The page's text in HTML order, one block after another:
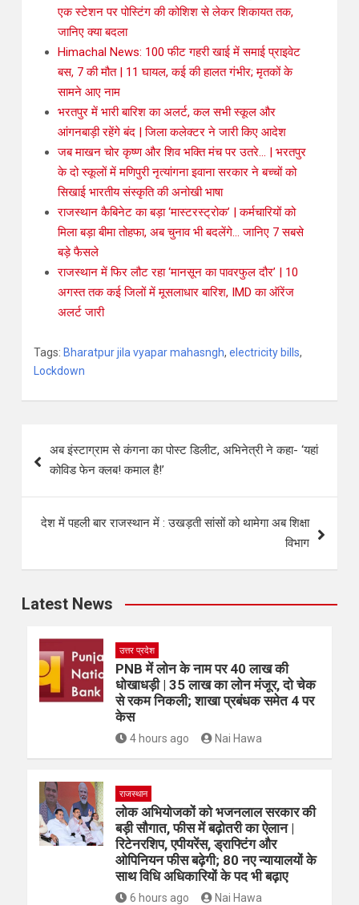
एक स्टेशन पर पोस्टिंग की कोशिश से लेकर शिकायत तक,
जानिए क्या बदला
Himachal News: 100 फीट गहरी खाई में समाई प्राइवेट
बस, 7 की मौत | 11 घायल, कई की हालत गंभीर; मृतकों के
सामने आए नाम
भरतपुर में भारी बारिश का अलर्ट, कल सभी स्कूल और
आंगनबाड़ी रहेंगे बंद | जिला कलेक्टर ने जारी किए आदेश
जब माखन चोर कृष्ण और शिव भक्ति मंच पर उतरे… | भरतपुर
के दो स्कूलों में मणिपुरी नृत्यांगना इवाना सरकार ने बच्चों को
सिखाई भारतीय संस्कृति की अनोखी भाषा
राजस्थान कैबिनेट का बड़ा ‘मास्टरस्ट्रोक’ | कर्मचारियों को
मिला बड़ा बीमा तोहफा, अब चुनाव भी बदलेंगे… जानिए 7 सबसे
बड़े फैसले
राजस्थान में फिर लौट रहा ‘मानसून का पावरफुल दौर’ | 10
अगस्त तक कई जिलों में मूसलाधार बारिश, IMD का ऑरेंज
अलर्ट जारी
Tags: Bharatpur jila vyapar mahasngh, electricity bills,
Lockdown
अब इंस्टाग्राम से कंगना का पोस्ट डिलीट, अभिनेत्री ने कहा- ‘यहां
कोविड फेन क्लब! कमाल है!’
देश में पहली बार राजस्थान में : उखड़ती सांसों को थामेगा अब शिक्षा
विभाग
Latest News
उत्तर प्रदेश
PNB में लोन के नाम पर 40 लाख की
धोखाधड़ी | 35 लाख का लोन मंजूर, दो चेक
से रकम निकली; शाखा प्रबंधक समेत 4 पर
केस
4 hours ago Nai Hawa
राजस्थान
लोक अभियोजकों को भजनलाल सरकार की
बड़ी सौगात, फीस में बढ़ोतरी का ऐलान |
रिटेनरशिप, एपीयरेंस, ड्राफ्टिंग और
ओपिनियन फीस बढ़ेगी; 80 नए न्यायालयों के
साथ विधि अधिकारियों के पद भी बढ़ाए
6 hours ago Nai Hawa